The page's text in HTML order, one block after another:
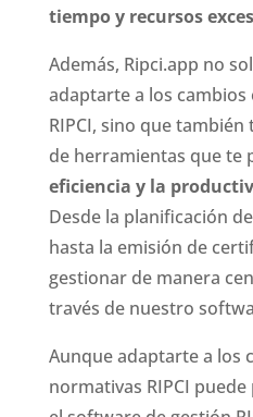
tiempo y recursos
Además, Ripci.app no
adaptarte a los cambios
RIPCI, sino que
de herramientas que te
eficiencia y la
Desde la planificación
hasta la emisión de
gestionar de manera
través de nuestro
Aunque adaptarte a los
normativas RIPCI